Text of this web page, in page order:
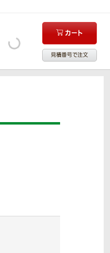
カート
見積番号で注文